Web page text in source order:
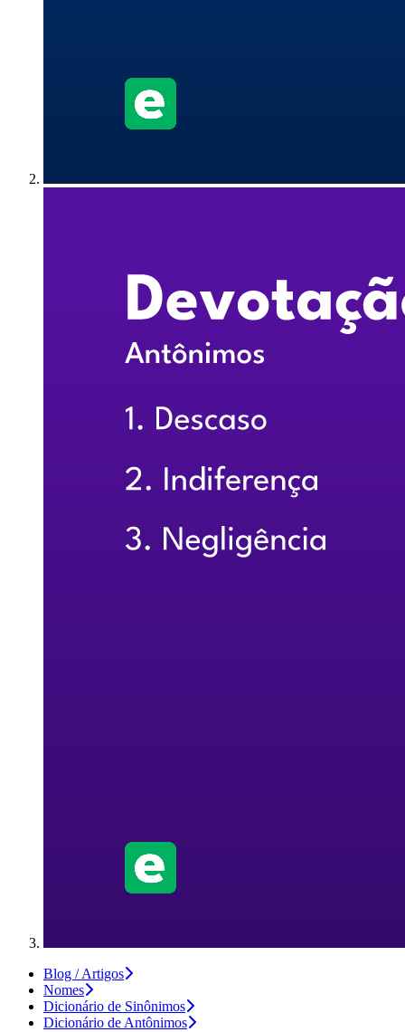
Blog / Artigos
Nomes
Dicionário de Sinônimos
Dicionário de Antônimos